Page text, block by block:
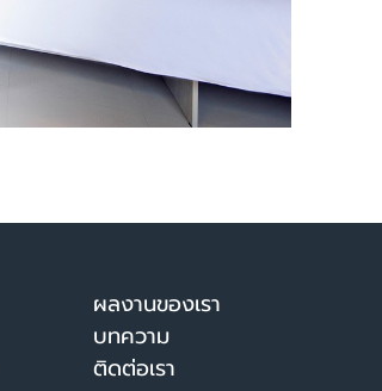
ผลงานของเรา
บทความ
ติดต่อเรา